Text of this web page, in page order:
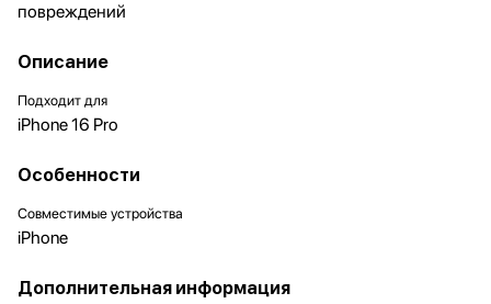
повреждений
Описание
Подходит для
iPhone 16 Pro
Особенности
Совместимые устройства
iPhone
Дополнительная информация